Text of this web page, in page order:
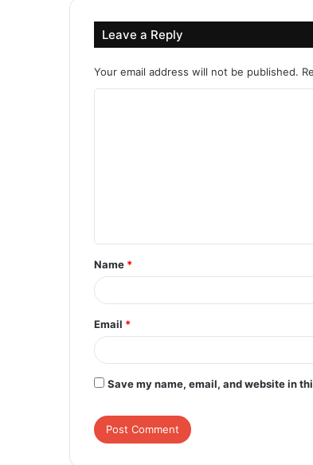
Leave a Reply
Your email address will not be published.
t
*
Name *
Email *
Save my name, email, and website in